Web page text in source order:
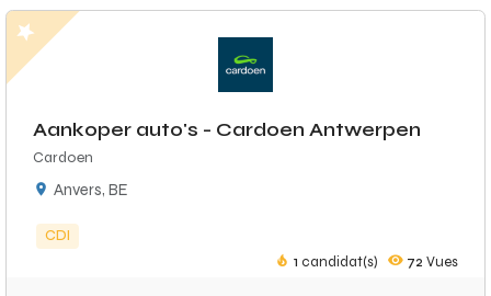
Aankoper auto's - Cardoen Antwerpen
Cardoen
Anvers, BE
CDI
1 candidat(s) 72 Vues